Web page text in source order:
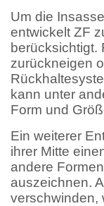
Um die
entwickelt ZF
berücksichtigt.
zurückneigen
kann unter
Form und
Ein weiterer
ihrer Mitte
andere
auszeichnen.
verschwinden,